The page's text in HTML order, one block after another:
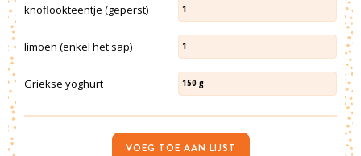
knoflookteentje (geperst) 1
limoen (enkel het sap) 1
Griekse yoghurt 150 g
VOEG TOE AAN LIJST